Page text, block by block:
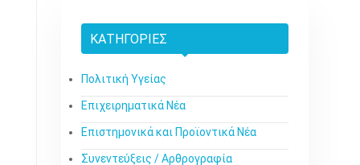
ΚΑΤΗΓΟΡΊΕΣ
Πολιτική Υγείας
Επιχειρηματικά Νέα
Επιστημονικά και Προϊοντικά Νέα
Συνεντεύξεις / Αρθρογραφία